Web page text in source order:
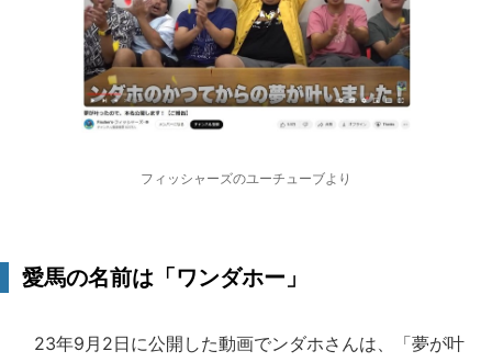
フィッシャーズのユーチューブより
愛馬の名前は「ワンダホー」
23年9月2日に公開した動画でンダホさんは、「夢が叶